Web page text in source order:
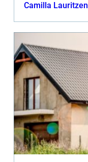
Camilla Lauritzen